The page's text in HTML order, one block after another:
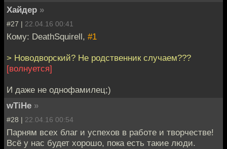
Хайдер »
#27 | 22.04.16 00:41
Кому: DeathSquirell, #1
> Новодворский? Не родственник случаем???
[волнуется]
И даже не однофамилец;)
wTiHe »
#28 | 22.04.16 00:54
Парням всех благ и успехов в работе и творчестве!
Всё у нас будет хорошо, пока есть такие люди.